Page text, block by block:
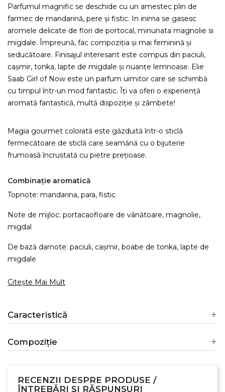
Parfumul magnific se deschide cu un amestec plin de
farmec de mandarină, pere și fistic. In inima se gasesc
aromele delicate de flori de portocal, minunata magnolie si
migdale. Împreună, fac compoziția și mai feminină și
seducătoare. Finisajul interesant este compus din paciuli,
cașmir, tonka, lapte de migdale și nuanțe lemnoase. Elie
Saab Girl of Now este un parfum uimitor care se schimbă
cu timpul într-un mod fantastic. Îți va oferi o experiență
aromată fantastică, multă dispoziție și zâmbete!
Magia gourmet colorată este găzduită într-o sticlă
fermecătoare de sticlă care seamănă cu o bijuterie
frumoasă încrustată cu pietre prețioase.
Combinație aromatică
Topnote: mandarina, para, fistic
Note de mijloc: portacaofloare de vânătoare, magnolie,
migdal
De bază darnote: paciuli, cașmir, boabe de tonka, lapte de
migdale
Citește Mai Mult
Caracteristică
Compoziție
RECENZII DESPRE PRODUSE /
ÎNTREBĂRI ȘI RĂSPUNSURI